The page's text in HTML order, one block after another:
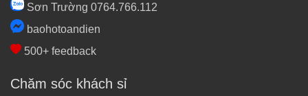
Sơn Trường 0764.766.112
baohotoandien
500+ feedback
Chăm sóc khách sỉ